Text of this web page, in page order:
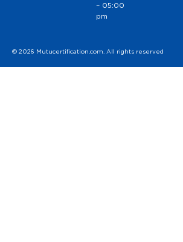
– 05:00
pm
© 2026 Mutucertification.com. All rights reserved